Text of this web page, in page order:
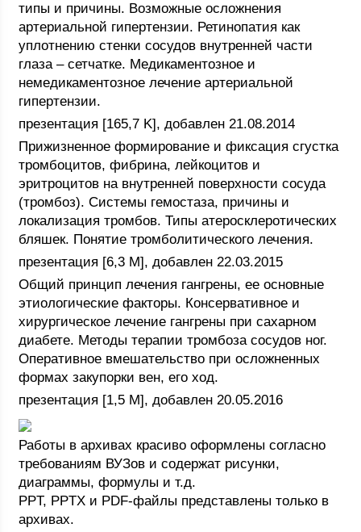
типы и причины. Возможные осложнения
артериальной гипертензии. Ретинопатия как
уплотнению стенки сосудов внутренней части
глаза – сетчатке. Медикаментозное и
немедикаментозное лечение артериальной
гипертензии.
презентация [165,7 K], добавлен 21.08.2014
Прижизненное формирование и фиксация сгустка
тромбоцитов, фибрина, лейкоцитов и
эритроцитов на внутренней поверхности сосуда
(тромбоз). Системы гемостаза, причины и
локализация тромбов. Типы атеросклеротических
бляшек. Понятие тромболитического лечения.
презентация [6,3 M], добавлен 22.03.2015
Общий принцип лечения гангрены, ее основные
этиологические факторы. Консервативное и
хирургическое лечение гангрены при сахарном
диабете. Методы терапии тромбоза сосудов ног.
Оперативное вмешательство при осложненных
формах закупорки вен, его ход.
презентация [1,5 M], добавлен 20.05.2016
Работы в архивах красиво оформлены согласно
требованиям ВУЗов и содержат рисунки,
диаграммы, формулы и т.д.
PPT, PPTX и PDF-файлы представлены только в
архивах.